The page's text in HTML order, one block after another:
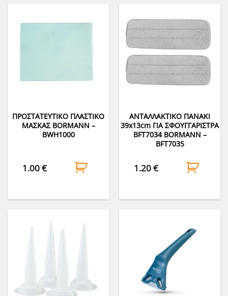
ΠΡΟΣΤΑΤΕΥΤΙΚΟ ΠΛΑΣΤΙΚΟ
ΜΑΣΚΑΣ BORMANN –
BWH1000
1.00€
ΑΝΤΑΛΛΑΚΤΙΚΟ ΠΑΝΑΚΙ
39x13cm ΓΙΑ ΣΦΟΥΓΓΑΡΙΣΤΡΑ
BFT7034 BORMANN –
BFT7035
1.20€